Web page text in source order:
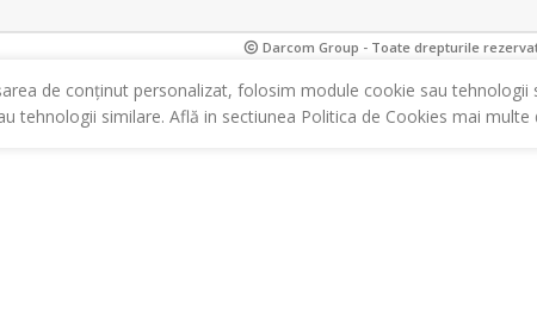
Darcom Group - Toate drepturile
de conținut personalizat, folosim module cookie sau
tehnologii similare. Află in sectiunea Politica de Cookies mai